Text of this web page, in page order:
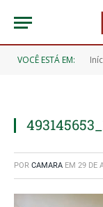
VOCÊ ESTÁ EM:
POR CAMARA EM 29 DE